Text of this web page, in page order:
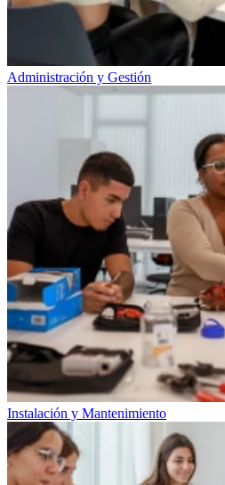
Administración y Gestión
Instalación y Mantenimiento